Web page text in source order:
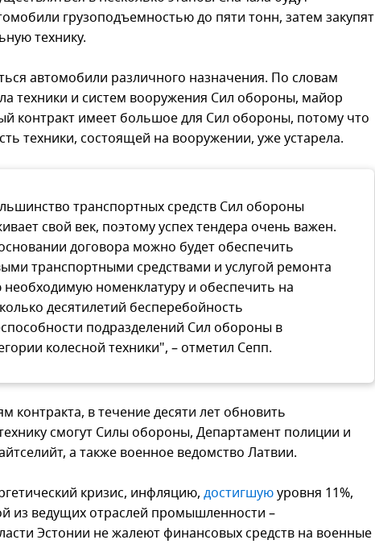
грузоподъемностью до пяти тонн, затем закупят
технику.
автомобили различного назначения. По словам
техники и систем вооружения Сил обороны, майор
контракт имеет большое для Сил обороны, потому что
техники, состоящей на вооружении, уже устарела.
транспортных средств Сил обороны
свой век, поэтому успех тендера очень важен.
договора можно будет обеспечить
транспортными средствами и услугой ремонта
необходимую номенклатуру и обеспечить на
десятилетий бесперебойность
подразделений Сил обороны в
колесной техники", – отметил Сепп.
контракта, в течение десяти лет обновить
смогут Силы обороны, Департамент полиции и
а также военное ведомство Латвии.
кризис, инфляцию, достигшуюуровня 11%,
из ведущих отраслей промышленности –
Эстонии не жалеют финансовых средств на военные